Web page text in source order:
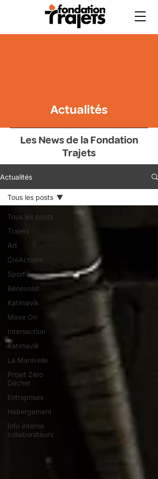
Actualités
Les News de la Fondation
Trajets
Actualités
Tous les posts
Trajets
Art
CréActions
Sport
Bénévolat
Katimavik
Move On
Intersection
Katimavik
La Manivelle
Projet Zéro
Déchet
Entreprises
Hébergement
Info interne
collaborateurs
Tous les posts